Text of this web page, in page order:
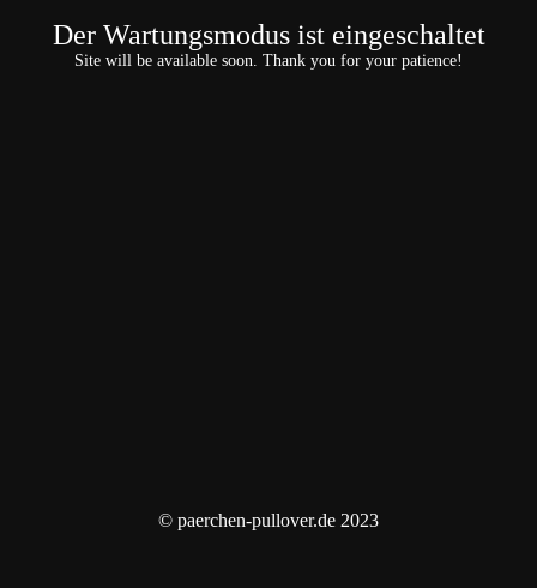
Der Wartungsmodus ist eingeschaltet
Site will be available soon. Thank you for your patience!
© paerchen-pullover.de 2023